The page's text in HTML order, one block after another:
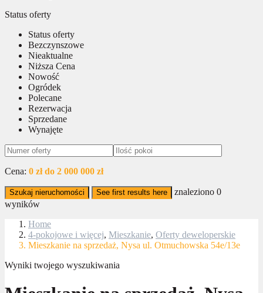
Status oferty
Status oferty
Bezczynszowe
Nieaktualne
Niższa Cena
Nowość
Ogródek
Polecane
Rezerwacja
Sprzedane
Wynajęte
Cena: 0 zł do 2 000 000 zł
Szukaj nieruchomości See first results here znaleziono 0
wyników
Home
4-pokojowe i więcej, Mieszkanie, Oferty deweloperskie
Mieszkanie na sprzedaż, Nysa ul. Otmuchowska 54e/13e
Wyniki twojego wyszukiwania